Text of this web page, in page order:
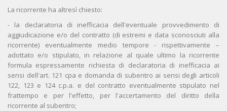
La ricorrente ha altresì chiesto:
- la declaratoria di inefficacia dell'eventuale provvedimento di
aggiudicazione e/o del contratto (di estremi e data sconosciuti alla
ricorrente) eventualmente medio tempore - rispettivamente –
adottato e/o stipulato, in relazione al quale ultimo la ricorrente
formula espressamente richiesta di declaratoria di inefficacia ai
sensi dell'art. 121 cpa e domanda di subentro ai sensi degli articoli
122, 123 e 124 c.p.a. e del contratto eventualmente stipulato nel
frattempo e per l'effetto, per l'accertamento del diritto della
ricorrente al subentro;